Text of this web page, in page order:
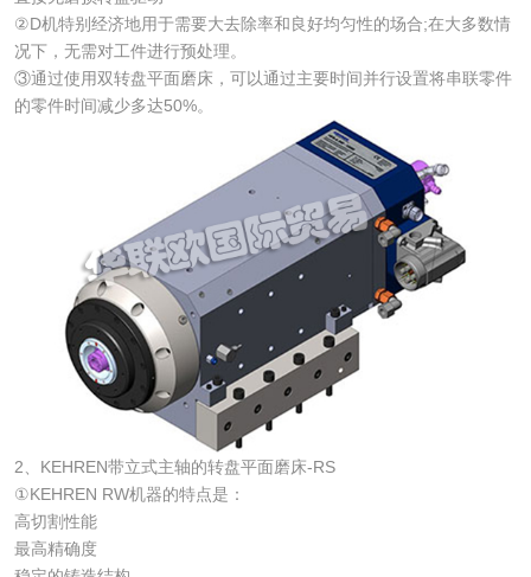
②D机特别经济地用于需要大去除率和良好均匀性的场合;在大多数情
况下，无需对工件进行预处理。
③通过使用双转盘平面磨床，可以通过主要时间并行设置将串联零件
的零件时间减少多达50%。
2、KEHREN带立式主轴的转盘平面磨床-RS
①KEHREN RW机器的特点是：
高切割性能
最高精确度